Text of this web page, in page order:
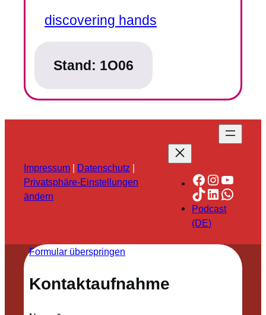
discovering hands
Stand: 1O06
Impressum | Datenschutz |
Privatsphäre-Einstellungen
ändern
Facebook
TikTok
LinkedIn
Podcast
(DE)
Formular überspringen
Kontaktaufnahme